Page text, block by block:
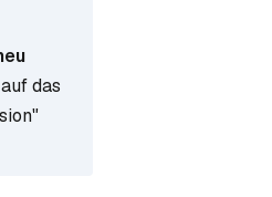
das